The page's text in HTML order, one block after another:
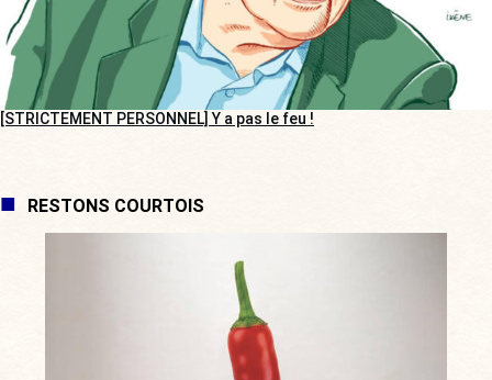
[STRICTEMENT PERSONNEL] Y a pas le feu !
RESTONS COURTOIS